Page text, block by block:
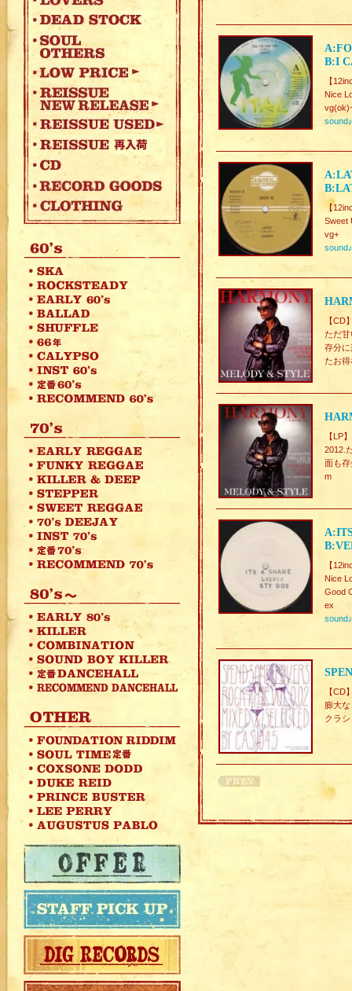
B:I
【
Nice
sound♪
【
Sweet
vg+
sound♪
【CD
ただ
存分
たお
【LP】
2012.
面も
m
【
Nice
Good
ex
sound♪
【CD
膨大
クラ